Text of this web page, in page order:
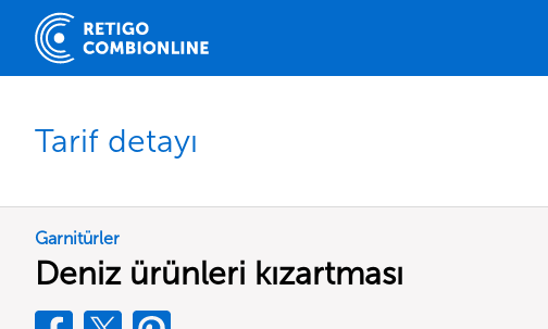
Tarif detayı
Garnitürler
Deniz ürünleri kızartması